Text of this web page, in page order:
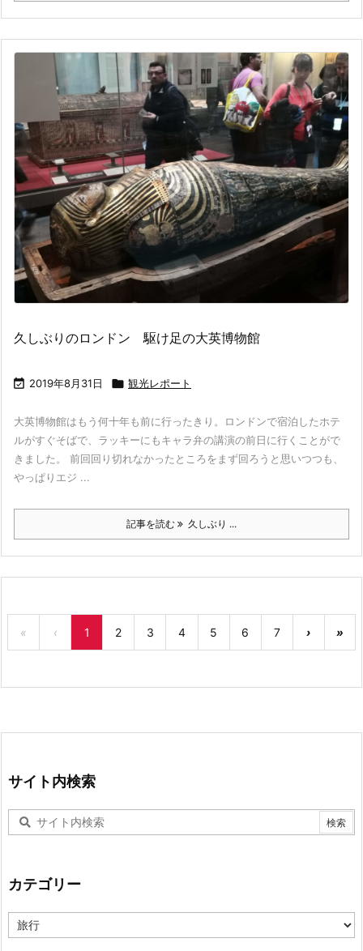
久しぶりのロンドン 駆け足の大英博物館
 2019年8月31日  観光レポート
大英博物館はもう何十年も前に行ったきり。ロンドンで宿泊したホテ
ルがすぐそばで、ラッキーにもキャラ弁の講演の前日に行くことがで
きました。 前回回り切れなかったところをまず回ろうと思いつつも、
やっぱりエジ ...
記事を読む 久しぶり ...
« ‹ 1 2 3 4 5 6 7 › »
サイト内検索
カテゴリー
テ